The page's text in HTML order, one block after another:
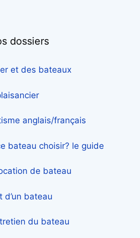
dossiers
et des bateaux
anglais/français
bateau choisir? le guide
de bateau
d’un bateau
du bateau